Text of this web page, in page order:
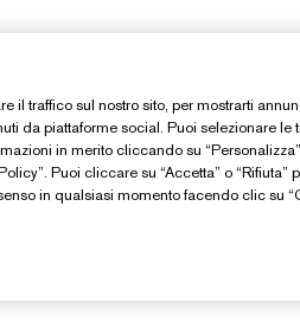
il traffico sul nostro sito, per mostrarti
da piattaforme social. Puoi selezionare le
in merito cliccando su
Puoi cliccare su “Accetta” o “Rifiuta”
in qualsiasi momento facendo clic su